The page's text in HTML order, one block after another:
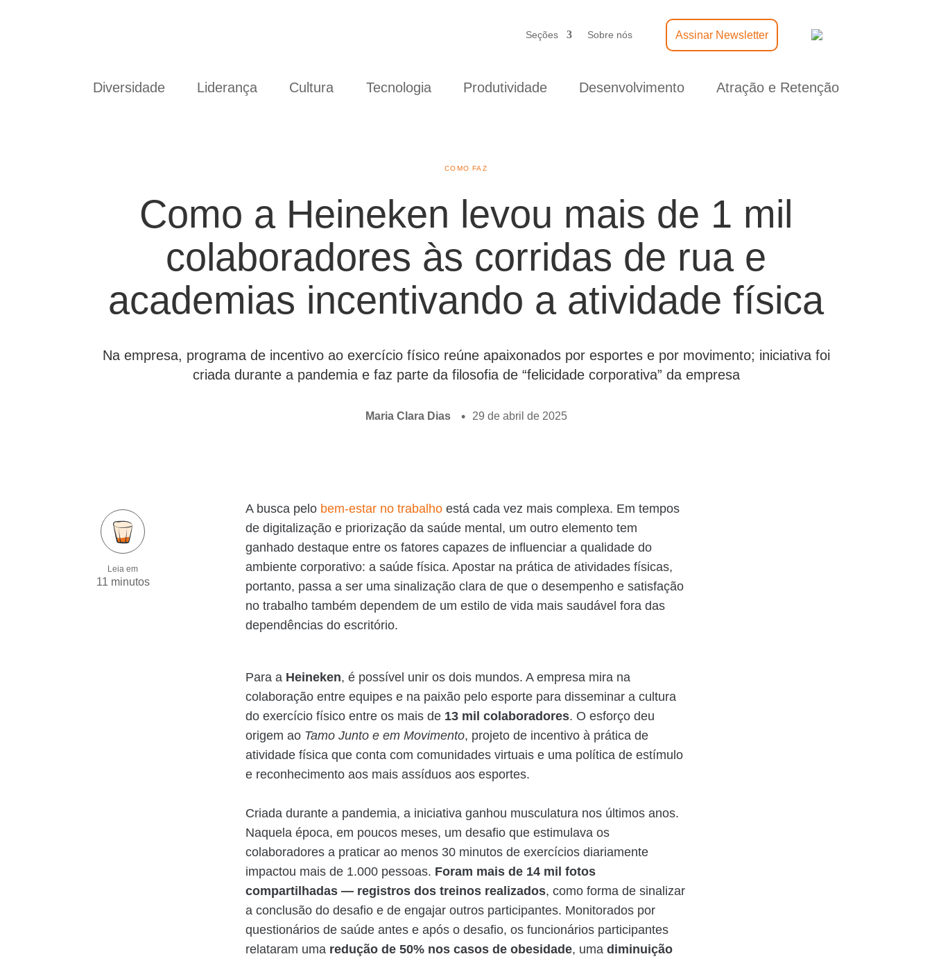
Seções Sobre nós Assinar Newsletter
Diversidade Liderança Cultura Tecnologia Produtividade Desenvolvimento Atração e Retenção
COMO FAZ
Como a Heineken levou mais de 1 mil
colaboradores às corridas de rua e
academias incentivando a atividade física
Na empresa, programa de incentivo ao exercício físico reúne apaixonados por esportes e por movimento; iniciativa foi
criada durante a pandemia e faz parte da filosofia de “felicidade corporativa” da empresa
Maria Clara Dias 29 de abril de 2025
Leia em
11 minutos
A busca pelo bem-estar no trabalho está cada vez mais complexa. Em tempos
de digitalização e priorização da saúde mental, um outro elemento tem
ganhado destaque entre os fatores capazes de influenciar a qualidade do
ambiente corporativo: a saúde física. Apostar na prática de atividades físicas,
portanto, passa a ser uma sinalização clara de que o desempenho e satisfação
no trabalho também dependem de um estilo de vida mais saudável fora das
dependências do escritório.
Para a Heineken, é possível unir os dois mundos. A empresa mira na
colaboração entre equipes e na paixão pelo esporte para disseminar a cultura
do exercício físico entre os mais de 13 mil colaboradores. O esforço deu
origem ao Tamo Junto e em Movimento, projeto de incentivo à prática de
atividade física que conta com comunidades virtuais e uma política de estímulo
e reconhecimento aos mais assíduos aos esportes.
Criada durante a pandemia, a iniciativa ganhou musculatura nos últimos anos.
Naquela época, em poucos meses, um desafio que estimulava os
colaboradores a praticar ao menos 30 minutos de exercícios diariamente
impactou mais de 1.000 pessoas. Foram mais de 14 mil fotos
compartilhadas — registros dos treinos realizados, como forma de sinalizar
a conclusão do desafio e de engajar outros participantes. Monitorados por
questionários de saúde antes e após o desafio, os funcionários participantes
relataram uma redução de 50% nos casos de obesidade, uma diminuição